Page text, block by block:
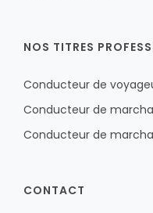
NOS TITRES
Conducteur de
Conducteur de
Conducteur de
CONTACT